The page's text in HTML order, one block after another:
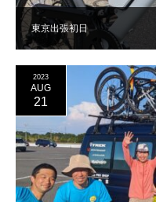
東京出張初日
2023
AUG
21